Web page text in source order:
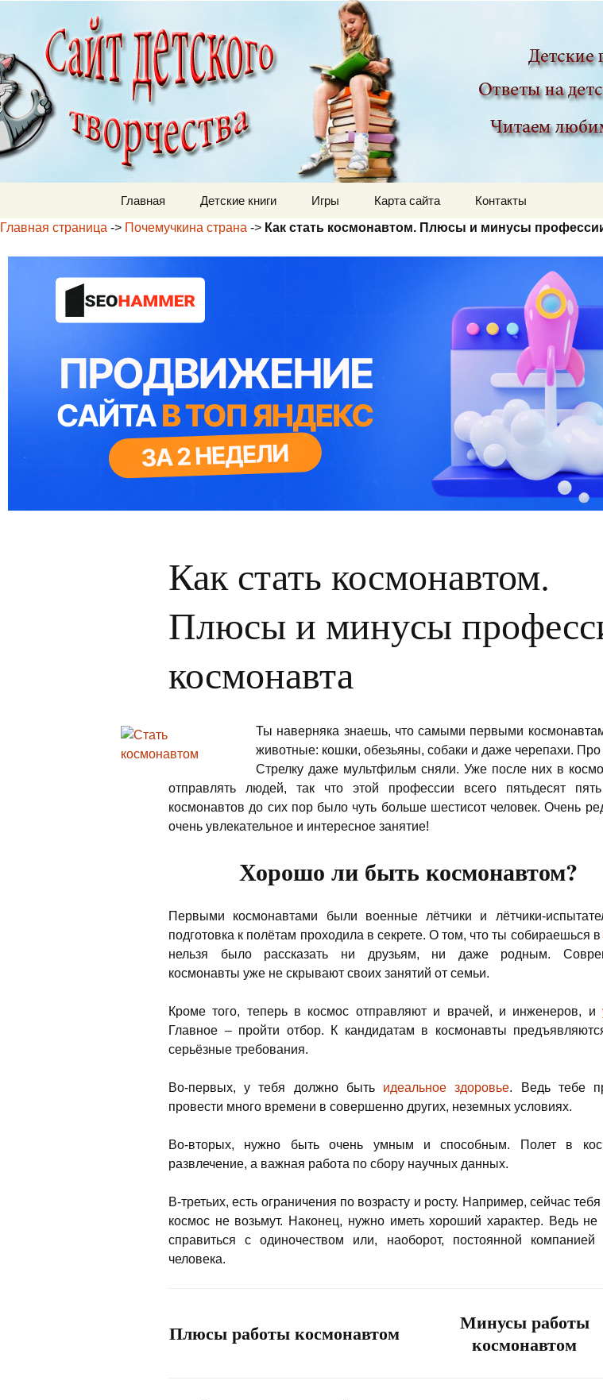
Детский мир
Главная Детские книги Игры Карта сайта Контакты
Главная страница -> Почемучкина страна -> Как стать космонавтом. Плюсы и минусы
Как стать космонавтом.
Плюсы и минусы
космонавта
Ты наверняка знаешь, что самыми первыми
животные: кошки, обезьяны, собаки и даже черепахи. Про
Стрелку даже мультфильм сняли. Уже после них в
отправлять людей, так что этой профессии всего пятьдесят
космонавтов до сих пор было чуть больше шестисот человек. Очень
очень увлекательное и интересное занятие!
Хорошо ли быть космонавтом?
Первыми космонавтами были военные лётчики и лётчики-
подготовка к полётам проходила в секрете. О том, что ты собираешься в
нельзя было рассказать ни друзьям, ни даже родным.
космонавты уже не скрывают своих занятий от семьи.
Кроме того, теперь в космос отправляют и врачей, и инженеров, и
Главное – пройти отбор. К кандидатам в космонавты
серьёзные требования.
Во-первых, у тебя должно быть идеальное здоровье. Ведь тебе
провести много времени в совершенно других, неземных условиях.
Во-вторых, нужно быть очень умным и способным. Полет в
развлечение, а важная работа по сбору научных данных.
В-третьих, есть ограничения по возрасту и росту. Например, сейчас
космос не возьмут. Наконец, нужно иметь хороший характер. Ведь
справиться с одиночеством или, наоборот, постоянной компанией
человека.
Плюсы работы космонавтом
Минусы работы
космонавтом